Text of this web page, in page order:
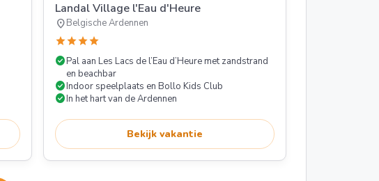
Landal Village l'Eau d'Heure
location_onBelgische Ardennen
starstarstarstar
check_circlePal aan Les Lacs de l’Eau d’Heure met zandstrand
en beachbar
check_circleIndoor speelplaats en Bollo Kids Club
check_circleIn het hart van de Ardennen
Bekijk vakantie